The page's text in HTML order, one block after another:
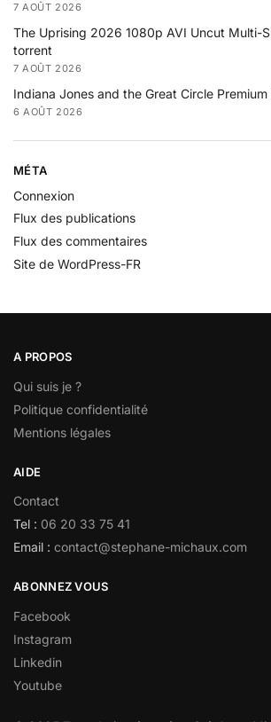
7 AOÛT 2026
The Uprising 2026 1080p AVI Uncut Multi-
torrent
7 AOÛT 2026
Indiana Jones and the Great Circle Premium
6 AOÛT 2026
MÉTA
Connexion
Flux des publications
Flux des commentaires
Site de WordPress-FR
A PROPOS
Qui suis je ?
Politique confidentialité
Mentions légales
AIDE
Contact
Tel : 06 20 33 75 41
Email : contact@stephane-michaux.com
ABONNEZ VOUS
Facebook
Instagram
Linkedin
Youtube